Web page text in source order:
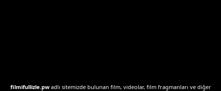
filmifullizle.pwadlı sitemizde bulunan film, videolar, film fragmanları ve diğer